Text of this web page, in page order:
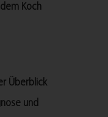
Koch
Überblick
und